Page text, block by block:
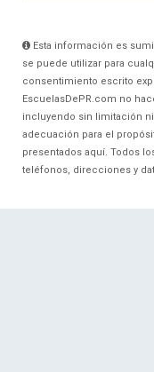
Esta información es
se puede utilizar para
consentimiento escrito
EscuelasDePR.com no
incluyendo sin limitación
adecuación para el
presentados aquí. Todos
teléfonos, direcciones y